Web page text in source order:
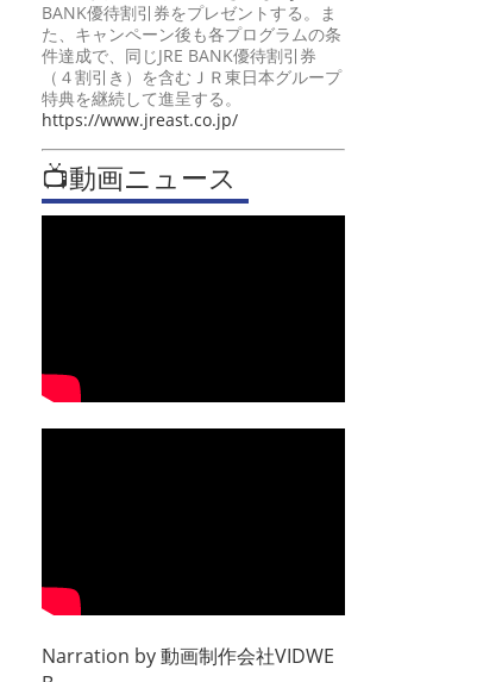
BANK優待割引券をプレゼントする。ま
た、キャンペーン後も各プログラムの条
件達成で、同じJRE BANK優待割引券
（４割引き）を含むＪＲ東日本グループ
特典を継続して進呈する。
https://www.jreast.co.jp/
📺動画ニュース
Narration by動画制作会社VIDWE